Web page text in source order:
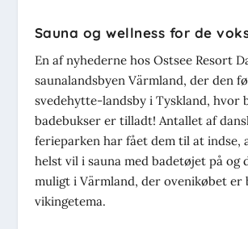
Sauna og wellness for de
En af nyhederne hos Ostsee Resort
saunalandsbyen Värmland, der den
svedehytte-landsby i Tyskland, hvor
badebukser er tilladt! Antallet af
ferieparken har fået dem til at indse,
helst vil i sauna med badetøjet på og
muligt i Värmland, der ovenikøbet er
vikingetema.